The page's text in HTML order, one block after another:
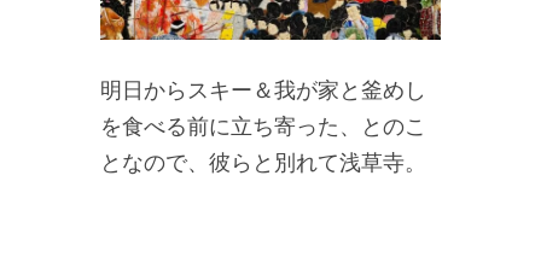
明日からスキー＆我が家と釜めし
を食べる前に立ち寄った、とのこ
となので、彼らと別れて浅草寺。